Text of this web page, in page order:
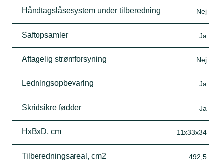
Håndtagslåsesystem under tilberedning Nej
Saftopsamler Ja
Aftagelig strømforsyning Nej
Ledningsopbevaring Ja
Skridsikre fødder Ja
HxBxD, cm 11x33x34
Tilberedningsareal, cm2 492,5